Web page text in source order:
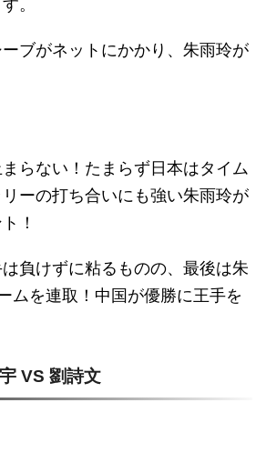
。
ブがネットにかかり、朱雨玲が
らない！たまらず日本はタイム
ーの打ち合いにも強い朱雨玲が
！
負けずに粘るものの、最後は朱
ムを連取！中国が優勝に王手を
VS 劉詩文